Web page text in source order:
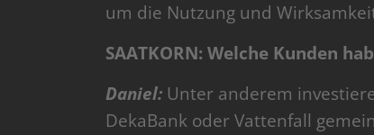
um die Nutzung und
SAATKORN: Welche Kunden
Daniel: Unter anderem
DekaBank oder Vattenfall